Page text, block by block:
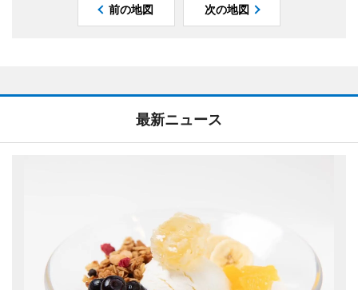
前の地図 次の地図
最新ニュース